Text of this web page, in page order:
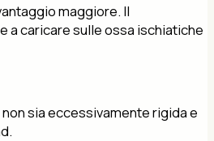
maggiore. Il
caricare sulle ossa ischiatiche
sia eccessivamente rigida e